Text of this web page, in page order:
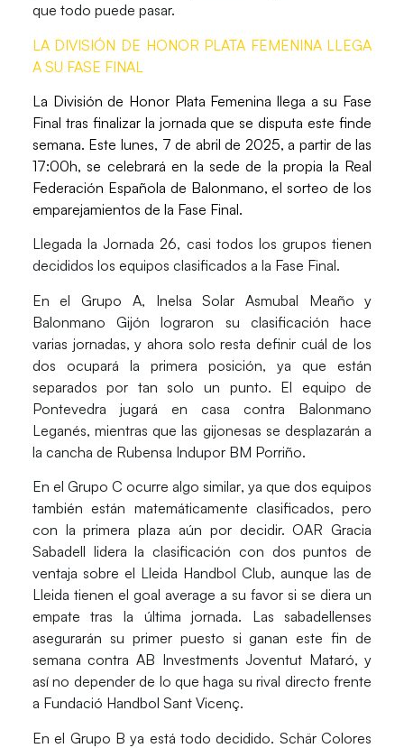
que todo puede pasar.
LA DIVISIÓN DE HONOR PLATA FEMENINA LLEGA
A SU FASE FINAL
La División de Honor Plata Femenina llega a su Fase
Final tras finalizar la jornada que se disputa este finde
semana. Este lunes, 7 de abril de 2025, a partir de las
17:00h, se celebrará en la sede de la propia la Real
Federación Española de Balonmano, el sorteo de los
emparejamientos de la Fase Final.
Llegada laJornada 26, casi todos los grupos tienen
decididos los equipos clasificados a la Fase Final.
En elGrupo A, Inelsa Solar Asmubal Meaño y
Balonmano Gijón lograron su clasificación hace
varias jornadas, y ahora solo resta definir cuál de los
dos ocupará la primera posición, ya que están
separados por tan solo un punto. El equipo de
Pontevedra jugará en casa contra Balonmano
Leganés, mientras que las gijonesas se desplazarán a
la cancha de Rubensa Indupor BM Porriño.
En el Grupo C ocurre algo similar, ya que dos equipos
también están matemáticamente clasificados, pero
con la primera plaza aún por decidir. OAR Gracia
Sabadell lidera la clasificación con dos puntos de
ventaja sobre el Lleida Handbol Club, aunque las de
Lleida tienen el goal average a su favor si se diera un
empate tras la última jornada. Las sabadellenses
asegurarán su primer puesto si ganan este fin de
semana contra AB Investments Joventut Mataró, y
así no depender de lo que haga su rival directo frente
a Fundació Handbol Sant Vicenç.
En el Grupo B ya está todo decidido. Schär Colores